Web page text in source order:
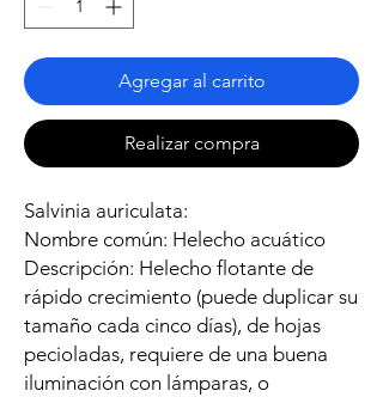
Agregar al carrito
Realizar compra
Salvinia auriculata:
Nombre común: Helecho acuático
Descripción: Helecho flotante de
rápido crecimiento (puede duplicar su
tamaño cada cinco días), de hojas
pecioladas, requiere de una buena
iluminación con lámparas, o